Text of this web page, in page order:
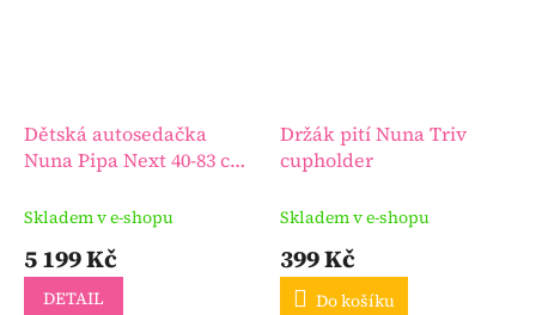
Dětská autosedačka
Nuna Pipa Next 40-83 cm
Skladem v e-shopu
5 199 Kč
DETAIL
Držák pití Nuna Triv
cupholder
Skladem v e-shopu
399 Kč
Do košíku